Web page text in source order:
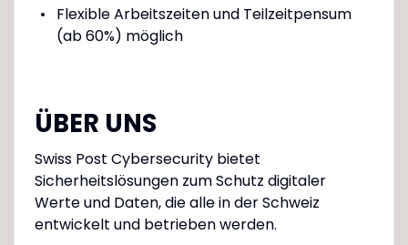
Flexible Arbeitszeiten und Teilzeitpensum
(ab 60%) möglich
ÜBER UNS
Swiss Post Cybersecurity bietet
Sicherheitslösungen zum Schutz digitaler
Werte und Daten, die alle in der Schweiz
entwickelt und betrieben werden.